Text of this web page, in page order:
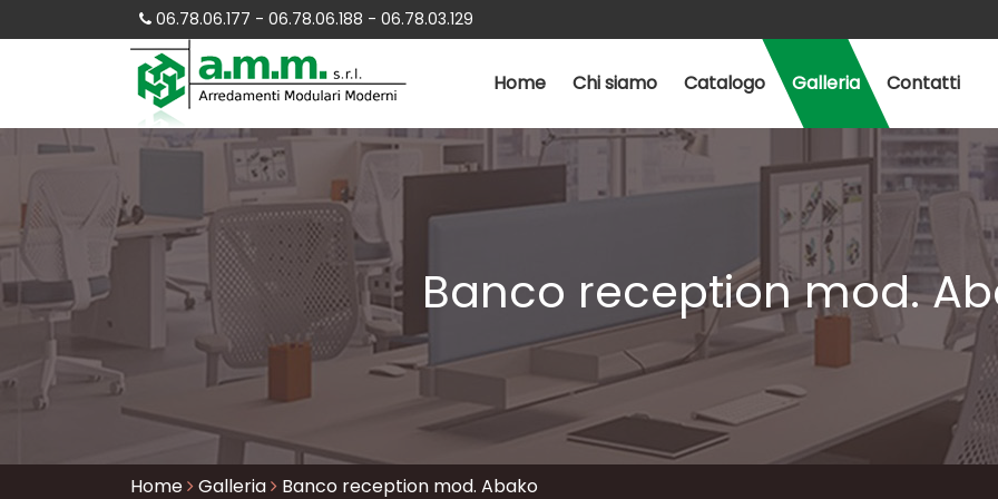
06.78.06.177 - 06.78.06.188 - 06.78.03.129
Home Chi siamo Catalogo Galleria Contatti
Banco reception mod.
Home Galleria Banco reception mod. Abako